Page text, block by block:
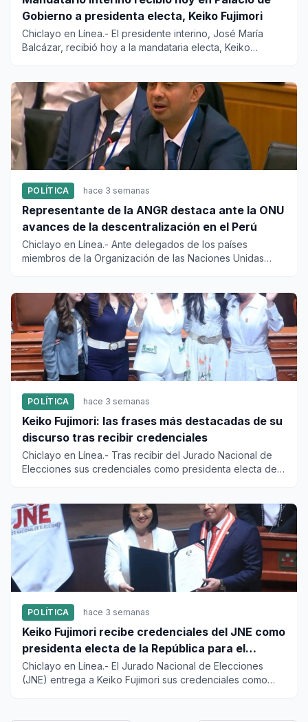
Gobierno a presidenta electa, Keiko Fujimori
Chiclayo en Línea.- El presidente interino, José María
Balcázar, recibió hoy a la mandataria electa, Keiko
POLÍTICA hace 3 semanas
Representante de la ANGR destaca ante la ONU
avances de la descentralización en el Perú
Chiclayo en Línea.- Ante delegados de los países
miembros de la Organización de las Naciones Unidas
POLÍTICA hace 3 semanas
Keiko Fujimori: las frases más destacadas de su
discurso tras recibir credenciales
Chiclayo en Línea.- Tras recibir del Jurado Nacional de
Elecciones sus credenciales como presidenta electa de
POLÍTICA hace 3 semanas
Keiko Fujimori recibe credenciales del JNE como
presidenta electa de la República para el
periodo 2026-2031
Chiclayo en Línea.- El Jurado Nacional de Elecciones
(JNE) entrega a Keiko Fujimori sus credenciales como